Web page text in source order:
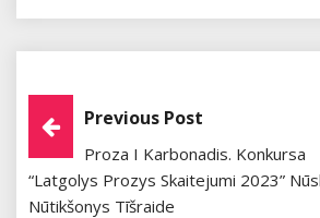
Post
Navigation
Previous Post
Proza I Karbonadis. Konkursa
“Latgolys Prozys Skaitejumi 2023”
Nūtikšonys Tīšraide